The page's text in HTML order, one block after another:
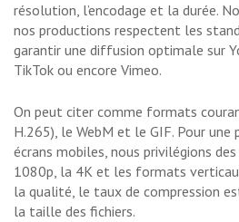
résolution, l’encodage et la durée.
nos productions respectent les
garantir une diffusion optimale sur
TikTok ou encore Vimeo.
On peut citer comme formats
H.265), le WebM et le GIF. Pour
écrans mobiles, nous privilégions
1080p, la 4K et les formats
la qualité, le taux de compression
la taille des fichiers.